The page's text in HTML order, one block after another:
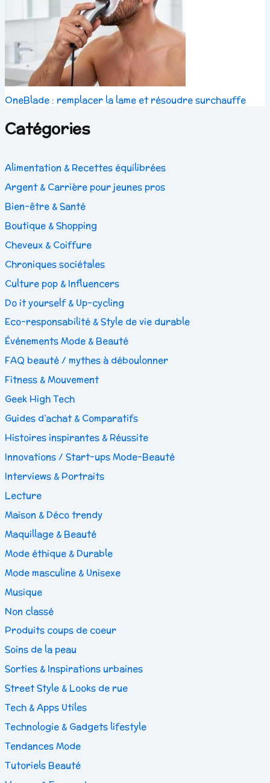
OneBlade : remplacer la lame et résoudre surchauffe
Catégories
Alimentation & Recettes équilibrées
Argent & Carrière pour jeunes pros
Bien-être & Santé
Boutique & Shopping
Cheveux & Coiffure
Chroniques sociétales
Culture pop & Influencers
Do it yourself & Up-cycling
Eco-responsabilité & Style de vie durable
Événements Mode & Beauté
FAQ beauté / mythes à déboulonner
Fitness & Mouvement
Geek High Tech
Guides d’achat & Comparatifs
Histoires inspirantes & Réussite
Innovations / Start-ups Mode-Beauté
Interviews & Portraits
Lecture
Maison & Déco trendy
Maquillage & Beauté
Mode éthique & Durable
Mode masculine & Unisexe
Musique
Non classé
Produits coups de coeur
Soins de la peau
Sorties & Inspirations urbaines
Street Style & Looks de rue
Tech & Apps Utiles
Technologie & Gadgets lifestyle
Tendances Mode
Tutoriels Beauté